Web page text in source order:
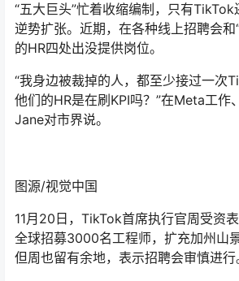
“五大巨头”忙着收缩编制，只有TikTok
逆势扩张。近期，在各种线上招聘会和
的HR四处出没提供岗位。
“我身边被裁掉的人，都至少接过一次
他们的HR是在刷KPI吗？”在Meta工作
Jane对市界说。
图源/视觉中国
11月20日，TikTok首席执行官周受资
全球招募3000名工程师，扩充加州山
但周也留有余地，表示招聘会审慎进行